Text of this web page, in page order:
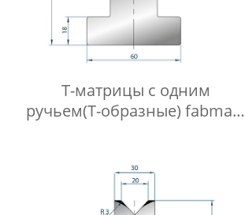
Т-матрицы с одним
ручьем(Т-образные) fabmax-